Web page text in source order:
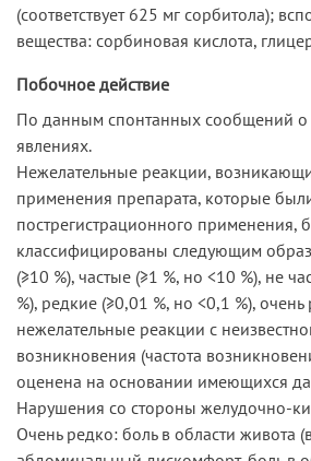
(соответствует 625 мг сорбитола);
вещества: сорбиновая кислота,
Побочное действие
По данным спонтанных сообщений о
явлениях.
Нежелательные реакции,
применения препарата, которые
пострегистрационного применения,
классифицированы следующим
(≥10 %), частые (≥1 %, но <10 %), не
%), редкие (≥0,01 %, но <0,1 %),
нежелательные реакции с
возникновения (частота
оценена на основании имеющихся
Нарушения со стороны желудочно-
Очень редко: боль в области живота